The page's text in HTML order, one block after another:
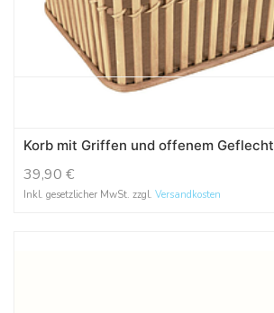
Korb mit Griffen und offenem Geflecht
39,90 €
Inkl. gesetzlicher MwSt. zzgl. Versandkosten